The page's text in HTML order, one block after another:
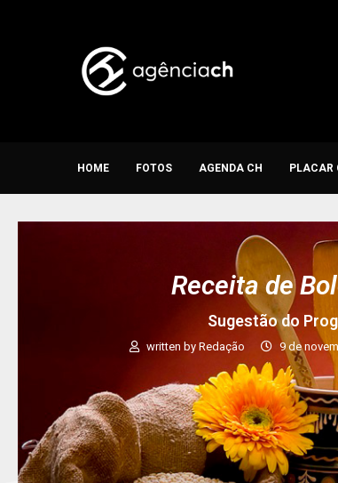
HOME FOTOS AGENDA CH PLACAR
Receita de
Sugestão do
written byRedação 9 de